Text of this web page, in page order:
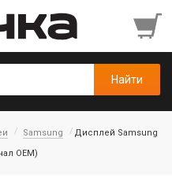
Samsung
Дисплей Samsung
OEM)